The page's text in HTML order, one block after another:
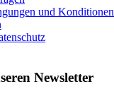
und Konditionen
Newsletter